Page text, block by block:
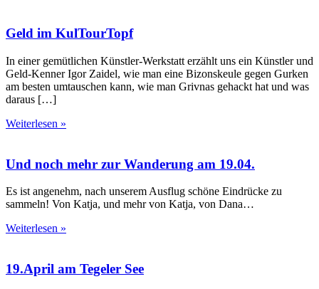
Geld im KulTourTopf
In einer gemütlichen Künstler-Werkstatt erzählt uns ein Künstler und
Geld-Kenner Igor Zaidel, wie man eine Bizonskeule gegen Gurken
am besten umtauschen kann, wie man Grivnas gehackt hat und was
daraus […]
Weiterlesen »
Und noch mehr zur Wanderung am 19.04.
Es ist angenehm, nach unserem Ausflug schöne Eindrücke zu
sammeln! Von Katja, und mehr von Katja, von Dana…
Weiterlesen »
19.April am Tegeler See